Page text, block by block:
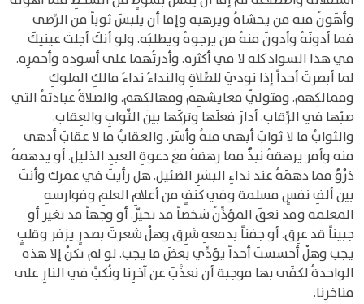
وأهَونُ منه من يخشاهُ ويرهبه وإما أن يلبسَ ثوباً من الرِّضى
فما أدونَهُ وأدونَ منهُ من يرجوهُ ويطلبُه. ولو أنكَ أجلتَ عينيكَ
في هذا السوادِ كلهِ لا في أكثرهِ. وأدرتُهما على أسودِه وأحمرِه.
لما أبصرتَ أحداً إذا نوديَ للصِّلاةِ والنداءُ نداءُ مالكِ الملوكِ
وممالكِهم. ومتولّي معايشهِم ومهالكِهم. والصلاةُ عبادتهُ التي
صبّها في الرِّقاب. أدارَ فعلَها وتركَها بينَ الثّوابِ والعِقاب.
والثوابُ ما لا ثوابَ أبهى منهُ وأسَر. والعقابُ ما لا عقابَ أدهى
منه وأمر يرهقهُ نبذٌ مما رهقهُ معَ دعوةِ العبدِ الذليل. أو يدهمهُ
ذرْوٌ مما دهمَهُ عند نداءِ البشرِ الضئيل. هل رأيتَ في عمرِك وأنتَ
بينَ ألفِ نفسٍ مسلمة وفي كنفٍ من أعلامِ العلمِ وفوارسهِ
المعلمة وقد نعقَ المؤذِّنُ شخصاً قد تحيّر. أو وجهاً قد تغير أو
جبيناً قد عرِق. أو جفناً بدمعهِ شرِق وهلْ شعرتَ بصدرٍ يزَفر وقلبٍ
يجب وهلْ أحسستَ أحداً يؤدِّي بعضَ ما يجب. لو لم تكنْ إلا هذه
الواحدةُ لكفَى بها موجبة أن نعذَّبَ عن آخرِنا ونُكبَّ في النارِ على
مناخرِنا.